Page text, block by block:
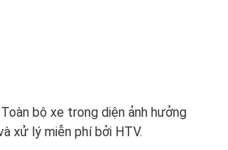
bộ xe trong diện ảnh hưởng
xử lý miễn phí bởi HTV.